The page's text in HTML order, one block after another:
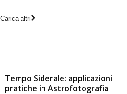
Carica altri
Tempo Siderale: applicazioni
pratiche in Astrofotografia